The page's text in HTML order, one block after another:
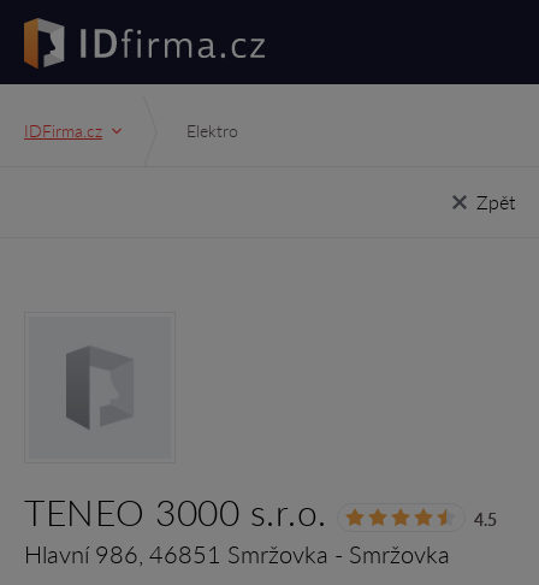
IDFirma.cz Elektro
Zpět
TENEO 3000 s.r.o. 4.5
Hlavní 986, 46851 Smržovka - Smržovka